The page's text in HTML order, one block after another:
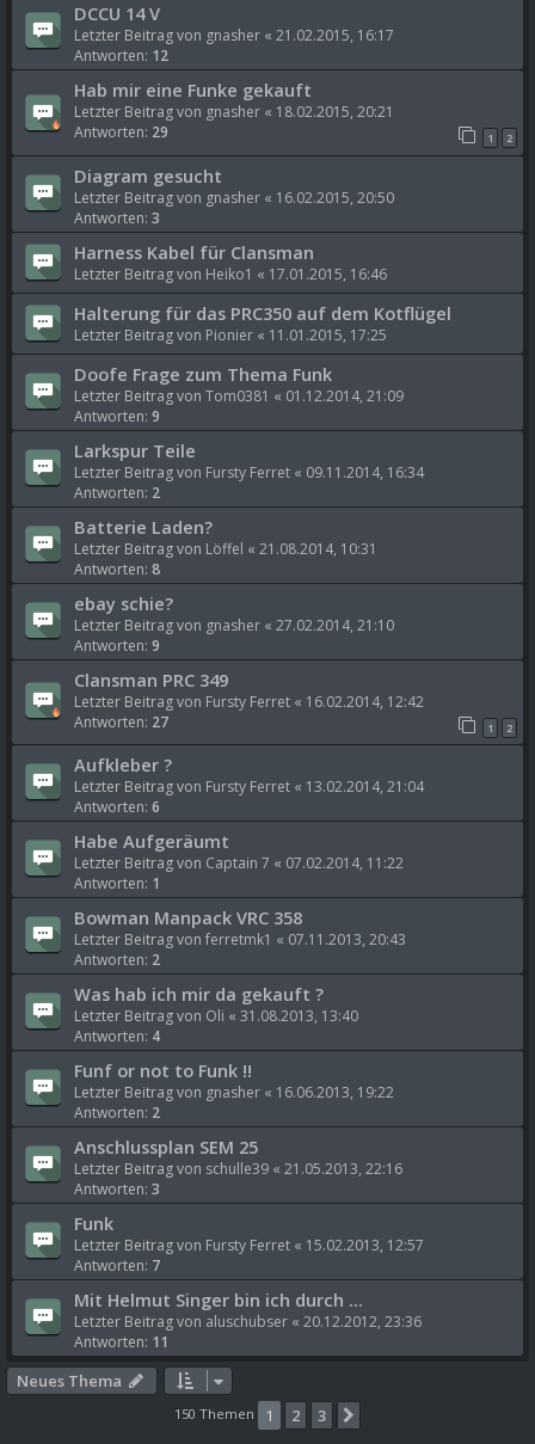
DCCU 14 V
Letzter Beitrag von gnasher « 21.02.2015, 16:17
Antworten: 12
Hab mir eine Funke gekauft
Letzter Beitrag von gnasher « 18.02.2015, 20:21
Antworten: 29 1 2
Diagram gesucht
Letzter Beitrag von gnasher « 16.02.2015, 20:50
Antworten: 3
Harness Kabel für Clansman
Letzter Beitrag von Heiko1 « 17.01.2015, 16:46
Halterung für das PRC350 auf dem Kotflügel
Letzter Beitrag von Pionier « 11.01.2015, 17:25
Doofe Frage zum Thema Funk
Letzter Beitrag von Tom0381 « 01.12.2014, 21:09
Antworten: 9
Larkspur Teile
Letzter Beitrag von Fursty Ferret « 09.11.2014, 16:34
Antworten: 2
Batterie Laden?
Letzter Beitrag von Löffel « 21.08.2014, 10:31
Antworten: 8
ebay schie?
Letzter Beitrag von gnasher « 27.02.2014, 21:10
Antworten: 9
Clansman PRC 349
Letzter Beitrag von Fursty Ferret « 16.02.2014, 12:42
Antworten: 27 1 2
Aufkleber ?
Letzter Beitrag von Fursty Ferret « 13.02.2014, 21:04
Antworten: 6
Habe Aufgeräumt
Letzter Beitrag von Captain 7 « 07.02.2014, 11:22
Antworten: 1
Bowman Manpack VRC 358
Letzter Beitrag von ferretmk1 « 07.11.2013, 20:43
Antworten: 2
Was hab ich mir da gekauft ?
Letzter Beitrag von Oli « 31.08.2013, 13:40
Antworten: 4
Funf or not to Funk !!
Letzter Beitrag von gnasher « 16.06.2013, 19:22
Antworten: 2
Anschlussplan SEM 25
Letzter Beitrag von schulle39 « 21.05.2013, 22:16
Antworten: 3
Funk
Letzter Beitrag von Fursty Ferret « 15.02.2013, 12:57
Antworten: 7
Mit Helmut Singer bin ich durch ...
Letzter Beitrag von aluschubser « 20.12.2012, 23:36
Antworten: 11
Neues Thema
150 Themen 1 2 3